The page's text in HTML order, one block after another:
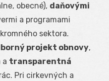
obecné), daňovými
a programami
sektora.
projekt obnovy,
a transparentná
Pri cirkevných a